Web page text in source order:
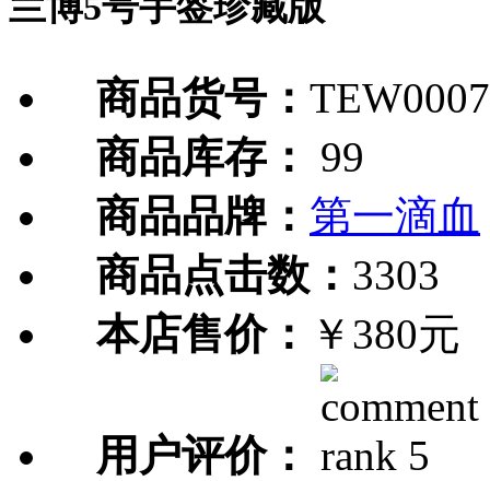
商品货号：
商品库存：
99
商品品牌： 第一滴血
商品点击数： 3303
本店售价： ￥380元
用户评价：